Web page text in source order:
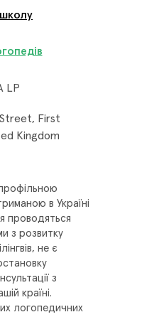
LP
First
Kingdom
в Україні
проводяться
з розвитку
не є
з
країні.
логопедичних